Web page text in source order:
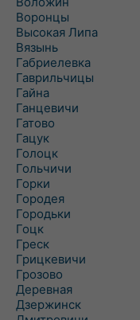
Воронцы
Высокая Липа
Вязынь
Габриелевка
Гаврильчицы
Гайна
Ганцевичи
Гатово
Гацук
Голоцк
Гольчичи
Горки
Городея
Городьки
Гоцк
Греск
Грицкевичи
Грозово
Деревная
Дзержинск